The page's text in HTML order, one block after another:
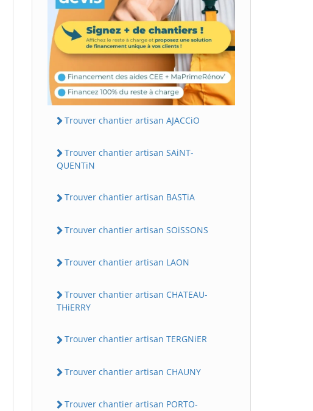
Trouver chantier artisan AJACCiO
Trouver chantier artisan SAiNT-
QUENTiN
Trouver chantier artisan BASTiA
Trouver chantier artisan SOiSSONS
Trouver chantier artisan LAON
Trouver chantier artisan CHATEAU-
THiERRY
Trouver chantier artisan TERGNiER
Trouver chantier artisan CHAUNY
Trouver chantier artisan PORTO-